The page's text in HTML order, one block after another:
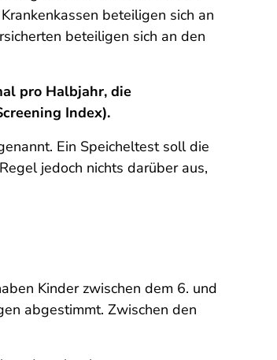
beteiligen sich an
beteiligen sich an den
pro Halbjahr, die
Index).
Ein Speicheltest soll die
jedoch nichts darüber aus,
Kinder zwischen dem 6. und
abgestimmt. Zwischen den